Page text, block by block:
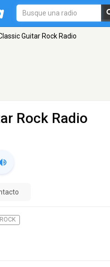
Guitar Rock Radio
Rock Radio
ROCK